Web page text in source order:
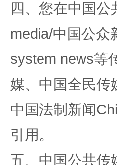
这是一记警钟！
四、您在中国公
media/中国公众
system news等
媒、中国全民传
中国法制新闻
引用。
五、中国公共传